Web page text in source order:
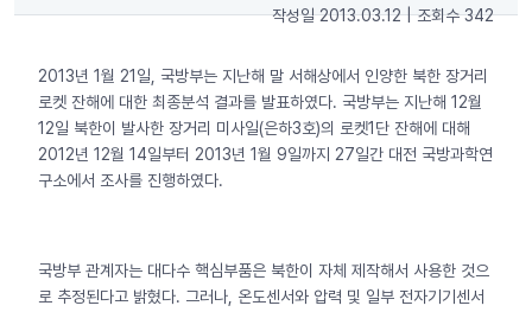
작성일 2013.03.12 | 조회수 342
2013년 1월 21일, 국방부는 지난해 말 서해상에서 인양한 북한 장거리
로켓 잔해에 대한 최종분석 결과를 발표하였다. 국방부는 지난해 12월
12일 북한이 발사한 장거리 미사일(은하3호)의 로켓1단 잔해에 대해
2012년 12월 14일부터 2013년 1월 9일까지 27일간 대전 국방과학연
구소에서 조사를 진행하였다.
국방부 관계자는 대다수 핵심부품은 북한이 자체 제작해서 사용한 것으
로 추정된다고 밝혔다. 그러나, 온도센서와 압력 및 일부 전자기기센서